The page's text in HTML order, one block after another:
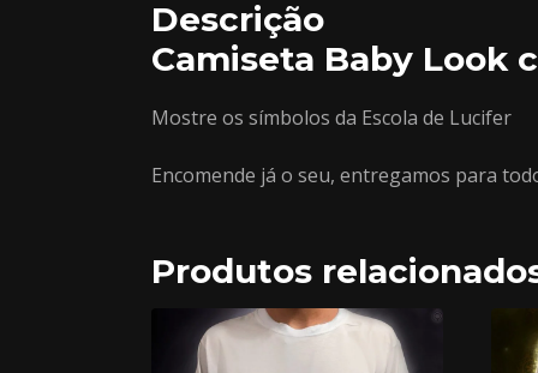
Descrição
Camiseta Baby Look
Mostre os símbolos da Escola de Lucifer
Encomende já o seu, entregamos para
Produtos